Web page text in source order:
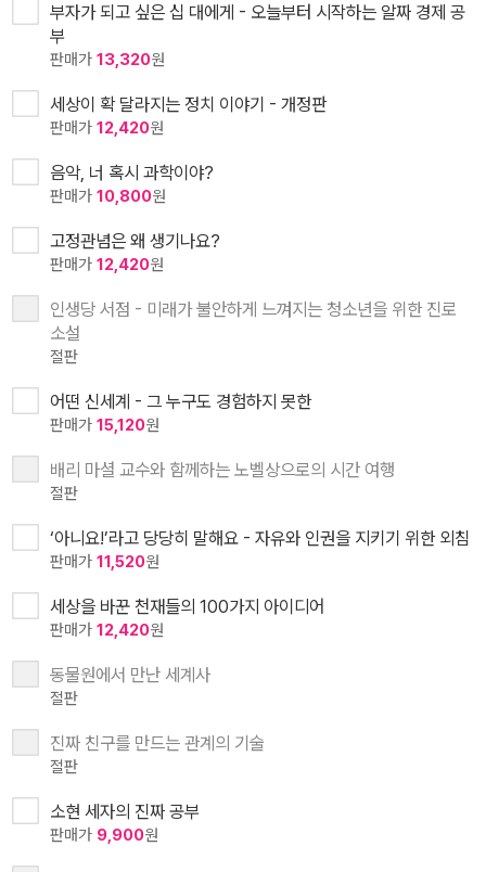
부자가 되고 싶은 십 대에게 - 오늘부터 시작하는 알짜 경제 공
부
판매가 13,320원
세상이 확 달라지는 정치 이야기 - 개정판
판매가 12,420원
음악, 너 혹시 과학이야?
판매가 10,800원
고정관념은 왜 생기나요?
판매가 12,420원
인생당 서점 - 미래가 불안하게 느껴지는 청소년을 위한 진로
소설
절판
어떤 신세계 - 그 누구도 경험하지 못한
판매가 15,120원
배리 마셜 교수와 함께하는 노벨상으로의 시간 여행
절판
‘아니요!’라고 당당히 말해요 - 자유와 인권을 지키기 위한 외침
판매가 11,520원
세상을 바꾼 천재들의 100가지 아이디어
판매가 12,420원
동물원에서 만난 세계사
절판
진짜 친구를 만드는 관계의 기술
절판
소현 세자의 진짜 공부
판매가 9,900원